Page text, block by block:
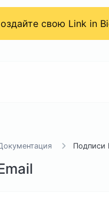
свою Link in
Подписи